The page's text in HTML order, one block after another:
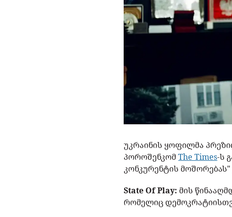
უკრაინის ყოფილმა
პოროშენკომThe Times-ს
კონკურენტის
State Of Play: მის
რომელიც